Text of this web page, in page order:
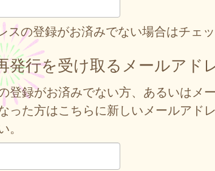
スの登録がお済みでない場合はチェ
発行を受け取るメールアド
登録がお済みでない方、あるいはメ
った方はこちらに新しいメールアド